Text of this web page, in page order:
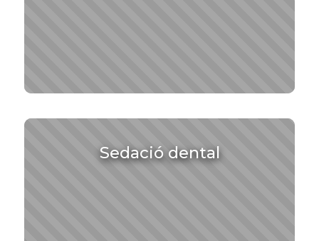
Sedació dental